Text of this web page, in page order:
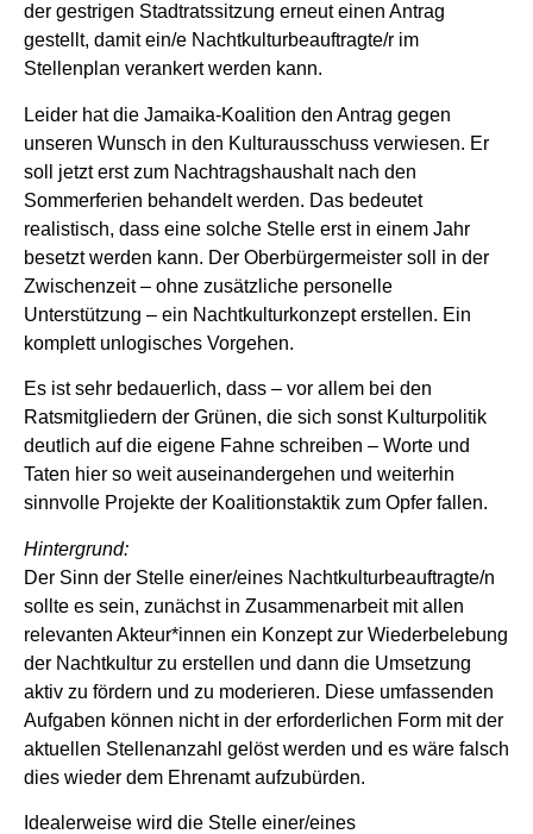
der gestrigen Stadtratssitzung erneut einen Antrag
gestellt, damit ein/e Nachtkulturbeauftragte/r im
Stellenplan verankert werden kann.
Leider hat die Jamaika-Koalition den Antrag gegen
unseren Wunsch in den Kulturausschuss verwiesen. Er
soll jetzt erst zum Nachtragshaushalt nach den
Sommerferien behandelt werden. Das bedeutet
realistisch, dass eine solche Stelle erst in einem Jahr
besetzt werden kann. Der Oberbürgermeister soll in der
Zwischenzeit – ohne zusätzliche personelle
Unterstützung – ein Nachtkulturkonzept erstellen. Ein
komplett unlogisches Vorgehen.
Es ist sehr bedauerlich, dass – vor allem bei den
Ratsmitgliedern der Grünen, die sich sonst Kulturpolitik
deutlich auf die eigene Fahne schreiben – Worte und
Taten hier so weit auseinandergehen und weiterhin
sinnvolle Projekte der Koalitionstaktik zum Opfer fallen.
Hintergrund:
Der Sinn der Stelle einer/eines Nachtkulturbeauftragte/n
sollte es sein, zunächst in Zusammenarbeit mit allen
relevanten Akteur*innen ein Konzept zur Wiederbelebung
der Nachtkultur zu erstellen und dann die Umsetzung
aktiv zu fördern und zu moderieren. Diese umfassenden
Aufgaben können nicht in der erforderlichen Form mit der
aktuellen Stellenanzahl gelöst werden und es wäre falsch
dies wieder dem Ehrenamt aufzubürden.
Idealerweise wird die Stelle einer/eines